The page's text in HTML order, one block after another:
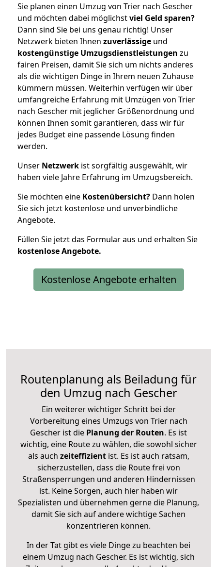
Sie planen einen Umzug von Trier nach Gescher
und möchten dabei möglichstviel Geld sparen?
Dann sind Sie bei uns genau richtig! Unser
Netzwerk bieten Ihnen zuverlässige und
kostengünstige Umzugsdienstleistungen zu
fairen Preisen, damit Sie sich um nichts anderes
als die wichtigen Dinge in Ihrem neuen Zuhause
kümmern müssen. Weiterhin verfügen wir über
umfangreiche Erfahrung mit Umzügen von Trier
nach Gescher mit jeglicher Größenordnung und
können Ihnen somit garantieren, dass wir für
jedes Budget eine passende Lösung finden
werden.
Unser Netzwerk ist sorgfältig ausgewählt, wir
haben viele Jahre Erfahrung im Umzugsbereich.
Sie möchten eine Kostenübersicht? Dann holen
Sie sich jetzt kostenlose und unverbindliche
Angebote.
Füllen Sie jetzt das Formular aus und erhalten Sie
kostenloseAngebote.
Kostenlose Angebote erhalten
Routenplanung als Beiladung für
den Umzug nach Gescher
Ein weiterer wichtiger Schritt bei der
Vorbereitung eines Umzugs von Trier nach
Gescher ist die Planung der Routen. Es ist
wichtig, eine Route zu wählen, die sowohl sicher
als auch zeiteffizientist. Es ist auch ratsam,
sicherzustellen, dass die Route frei von
Straßensperrungen und anderen Hindernissen
ist. Keine Sorgen, auch hier haben wir
Spezialisten und übernehmen gerne die Planung,
damit Sie sich auf andere wichtige Sachen
konzentrieren können.
In der Tat gibt es viele Dinge zu beachten bei
einem Umzug nach Gescher. Es ist wichtig, sich